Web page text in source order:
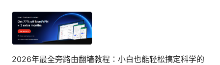
2026年最全旁路由翻墙教程：小白也能轻松搞定科学的